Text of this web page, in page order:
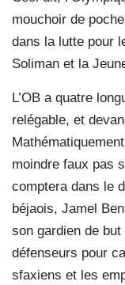
mouchoir de
dans la lutte pour
Soliman et la
L’OB a quatre
relégable, et
moindre faux pas
comptera dans le
béjaois, Jamel
son gardien de
défenseurs pour
sfaxiens et les